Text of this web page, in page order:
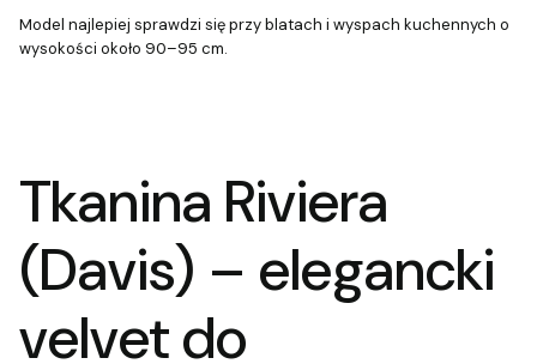
Model najlepiej sprawdzi się przy blatach i wyspach kuchennych o
wysokości około 90–95 cm.
Tkanina Riviera
(Davis) – elegancki
velvet do